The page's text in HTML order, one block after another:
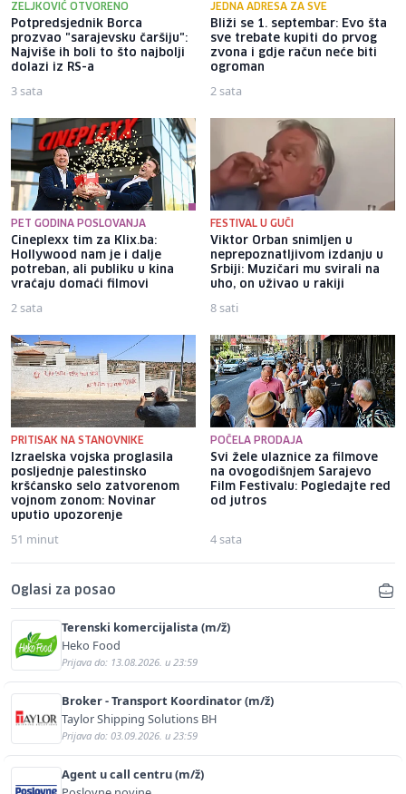
ZELJKOVIĆ OTVORENO
Potpredsjednik Borca
prozvao "sarajevsku čaršiju":
Najviše ih boli to što najbolji
dolazi iz RS-a
3 sata
JEDNA ADRESA ZA SVE
Bliži se 1. septembar: Evo šta
sve trebate kupiti do prvog
zvona i gdje račun neće biti
ogroman
2 sata
PET GODINA POSLOVANJA
Cineplexx tim za Klix.ba:
Hollywood nam je i dalje
potreban, ali publiku u kina
vraćaju domaći filmovi
2 sata
FESTIVAL U GUČI
Viktor Orban snimljen u
neprepoznatljivom izdanju u
Srbiji: Muzičari mu svirali na
uho, on uživao u rakiji
8 sati
PRITISAK NA STANOVNIKE
Izraelska vojska proglasila
posljednje palestinsko
kršćansko selo zatvorenom
vojnom zonom: Novinar
uputio upozorenje
51 minut
POČELA PRODAJA
Svi žele ulaznice za filmove
na ovogodišnjem Sarajevo
Film Festivalu: Pogledajte red
od jutros
4 sata
Oglasi za posao
Terenski komercijalista (m/ž)
Heko Food
Prijava do: 13.08.2026. u 23:59
Broker - Transport Koordinator (m/ž)
Taylor Shipping Solutions BH
Prijava do: 03.09.2026. u 23:59
Agent u call centru (m/ž)